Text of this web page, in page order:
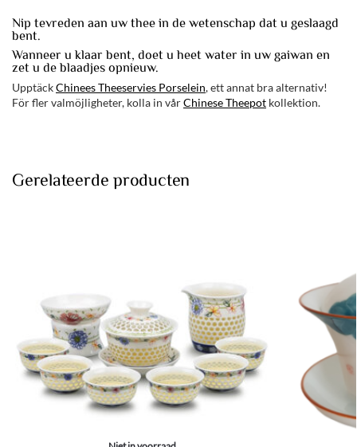
Nip tevreden aan uw thee in de wetenschap dat u geslaagd
bent.
Wanneer u klaar bent, doet u heet water in uw gaiwan en
zet u de blaadjes opnieuw.
UpptäckChinees Theeservies Porselein, ett annat bra alternativ!
För fler valmöjligheter, kolla in vårChinese Theepot kollektion.
Gerelateerde producten